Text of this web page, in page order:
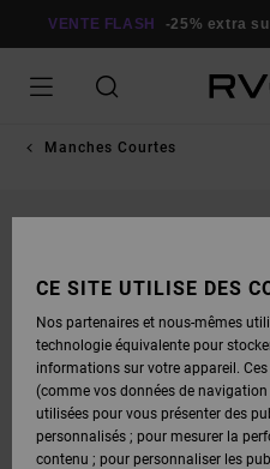
VENTE FLASH -25% extra
Manches Courtes
CE SITE UTILISE DES
Nos partenaires et nous-mêmes
technologie équivalente pour
informations sur votre appareil.
(comme vos données de
utilisées pour vous présenter des
personnalisés ; pour mesurer la
contenu ; pour personnaliser les